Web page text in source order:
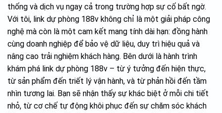
thống và dịch vụ ngay cả trong trường hợp sự cố bất ngờ.
Với tôi, link dự phòng 188v không chỉ là một giải pháp công
nghệ mà còn là một cam kết mang tính dài hạn: đồng hành
cùng doanh nghiệp để bảo vệ dữ liệu, duy trì hiệu quả và
nâng cao trải nghiệm khách hàng. Bên dưới là hành trình
khám phá link dự phòng 188v – từ ý tưởng đến hiện thực,
từ sản phẩm đến triết lý vận hành, và từ phản hồi đến tầm
nhìn tương lai. Bạn sẽ nhận thấy sự khác biệt ở mỗi chi tiết
nhỏ, từ cơ chế tự động khôi phục đến sự chăm sóc khách